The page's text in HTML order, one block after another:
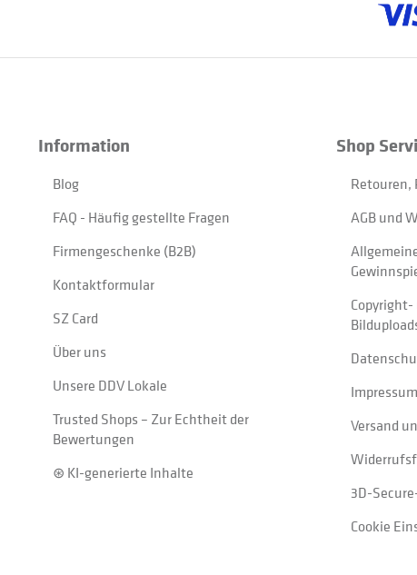
Information
Blog
FAQ - Häufig gestellte Fragen
Firmengeschenke (B2B)
Kontaktformular
SZ Card
Über uns
Unsere DDV Lokale
Trusted Shops – Zur Echtheit der
Bewertungen
⊛ KI-generierte Inhalte
Shop
Retouren,
AGB und
Impressum
Versand
3D-
Cookie